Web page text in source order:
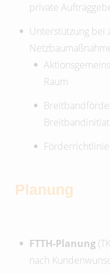
private
Unterstützung bei
Raum
Förderrichtlinie
Planung
FTTH-Planung
nach